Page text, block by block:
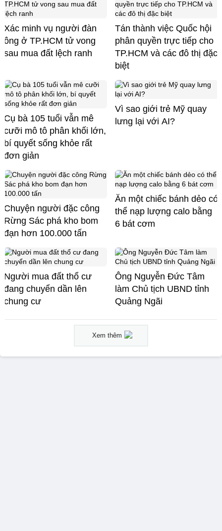
Xác minh vụ người đàn
ông ở TP.HCM tử vong
sau mua đất lệch ranh
Tán thành việc Quốc hội
phân quyền trực tiếp cho
TP.HCM và các đô thị đặc
biệt
Cụ bà 105 tuổi vẫn mê
cưỡi mô tô phân khối lớn,
bí quyết sống khỏe rất
đơn giản
Vì sao giới trẻ Mỹ quay
lưng lại với AI?
Chuyện người đặc công
Rừng Sác phá kho bom
đạn hơn 100.000 tấn
Ăn một chiếc bánh dẻo có
thể nạp lượng calo bằng
6 bát cơm
Người mua đất thổ cư
đang chuyển dần lên
chung cư
Ông Nguyễn Đức Tâm
làm Chủ tịch UBND tỉnh
Quảng Ngãi
Xem thêm